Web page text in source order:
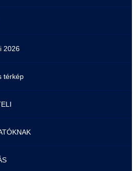
2026
térkép
rendszer szabályai